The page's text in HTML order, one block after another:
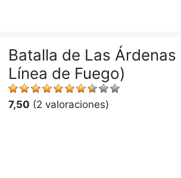
Batalla de Las Árdenas
Línea de Fuego)
7,50 (2 valoraciones)